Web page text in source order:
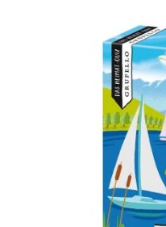
Bodensee.